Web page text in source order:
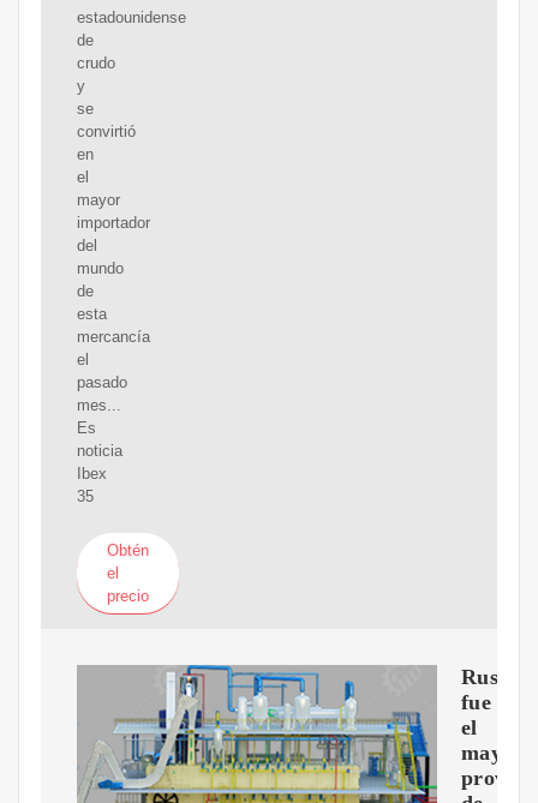
estadounidense
de
crudo
y
se
convirtió
en
el
mayor
importador
del
mundo
de
esta
mercancía
el
pasado
mes...
Es
noticia
Ibex
35
Obtén
el
precio
Rusia
fue
el
mayor